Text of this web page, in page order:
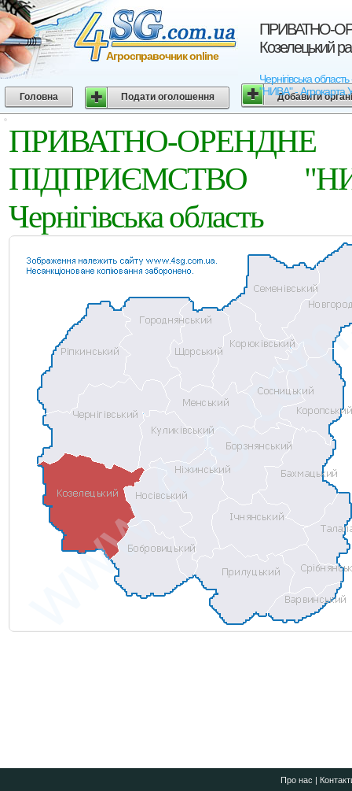
ПРИВАТНО-
Козелецький
Чернігівська
"НИВА" - Агрокарта
Агросправочник online
Головна Подати оголошення Добавити
ПРИВАТНО-
ПІДПРИЄМСТВО
Чернігівська область
Про нас |